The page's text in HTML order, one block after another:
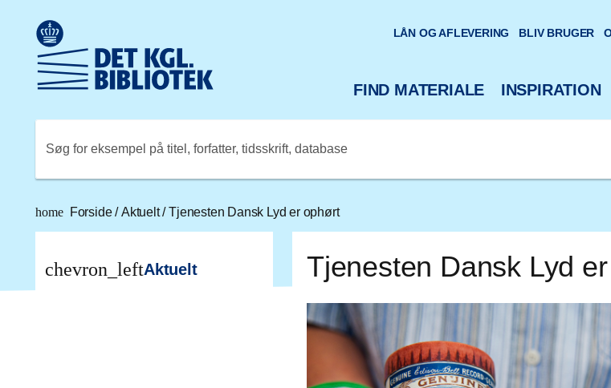
Det Kongelige Biblioteks logo. Gå til Det Kongelige Biblioteks hjemmeside
FIND MATERIALE INSPIRATION
Søg for eksempel på titel, forfatter, tidsskrift, database
LÅN OG AFLEVERING BLIV BRUGER
home Forside/ Aktuelt/ Tjenesten Dansk Lyd er ophørt
chevron_leftAktuelt Tjenesten Dansk Lyd